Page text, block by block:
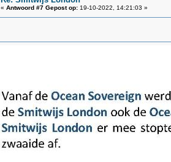
« Antwoord #7 Gepost op: 19-10-2022, 14:21:03 »